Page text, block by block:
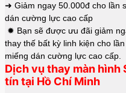
➜ Giảm ngay 50.000đ cho lần
dán cường lực cao cấp
✹ Bạn sẽ được ưu đãi giảm
thay thế bất kỳ linh kiện cho
miếng dán cường lực cao cấp.
Dịch vụ thay màn hình
tín tại Hồ Chí Minh